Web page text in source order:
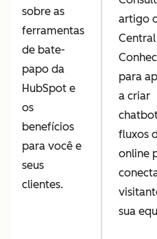
sobre as
ferramentas
de bate-
papo da
HubSpot e
os
benefícios
para você e
seus
clientes.
artigo
para
a criar
fluxos
online
sua